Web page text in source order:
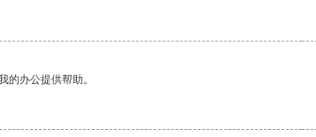
的办公提供帮助。